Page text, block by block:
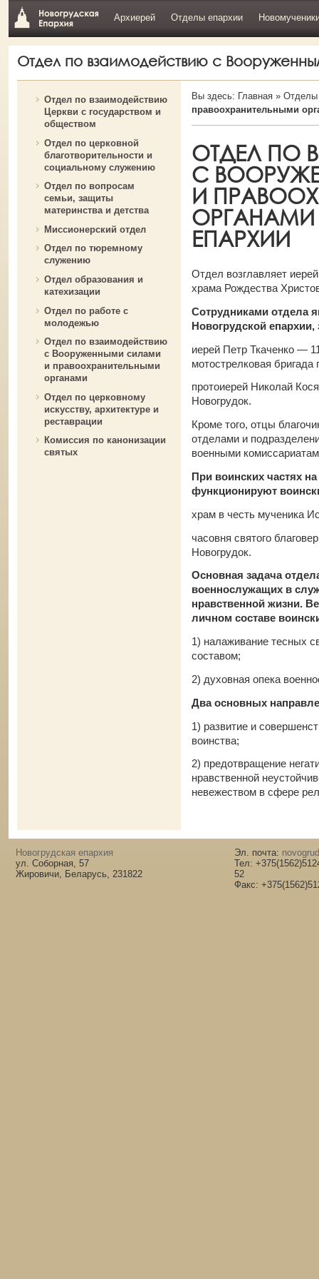
Архиерей Отделы епархии
Отдел по взаимодействию с
Отдел по взаимодействию
Церкви с государством и
обществом
Отдел по церковной
благотворительности и
социальному служению
Отдел по вопросам
семьи, защиты
материнства и детства
Миссионерский отдел
Отдел по тюремному
служению
Отдел образования и
катехизации
Отдел по работе с
молодежью
Отдел по взаимодействию
с Вооруженными силами
и правоохранительными
органами
Отдел по церковному
искусству, архитектуре и
реставрации
Комиссия по канонизации
святых
Вы здесь: Главная» Отделы
правоохранительными
ОТДЕЛ ПО
С
И
ЕПАРХИИ
Отдел возглавляет
храма Рождества
Сотрудниками отдела
Новогрудской
иерей Петр Ткаченко —
мотострелковая бригада
протоиерей Николай
Новогрудок.
Кроме того, отцы
отделами и
военными
При воинских частях
функционируют
храм в честь мученика
часовня святого
Новогрудок.
Основная задача
военнослужащих в
нравственной жизни.
личном составе
1) налаживание тесных
составом;
2) духовная опека
Два основных
1) развитие и
воинства;
2) предотвращение
нравственной
невежеством в сфере
Новогрудская епархия
ул. Соборная, 57
Жировичи, Беларусь, 231822
Эл. почта:
Тел:
52
Факс: